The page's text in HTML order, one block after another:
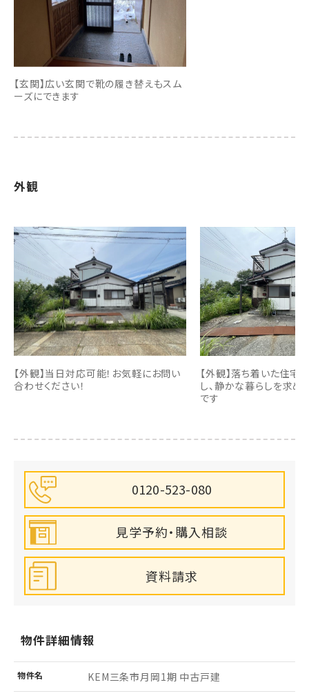
【玄関】広い玄関で靴の履き替えもスム
ーズにできます
外観
【外観】当日対応可能！お気軽にお問い
合わせください！
【外観】落ち着いた住宅
し、静かな暮らしを求め
です
0120-523-080
見学予約・購入相談
資料請求
物件詳細情報
物件名 KEM三条市月岡1期 中古戸建